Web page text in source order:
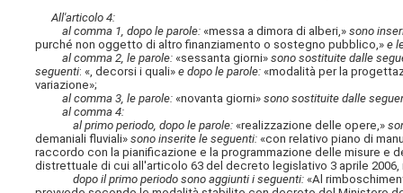
All'articolo 4:
al comma 1, dopo le parole:«messa a dimora di alberi,» sono
purché non oggetto di altro finanziamento o sostegno pubblico,»e
al comma 2, le parole:«sessanta giorni» sono sostituite dalle
seguenti: «, decorsi i quali» e dopo le parole:«modalità per la
variazione»;
al comma 3, le parole:«novanta giorni» sono sostituite dalle
al comma 4:
al primo periodo, dopo le parole: «realizzazione delle opere,»
demaniali fluviali»sono inserite le seguenti: «con relativo piano di
raccordo con la pianificazione e la programmazione delle misure
distrettuale di cui all'articolo 63 del decreto legislativo 3 aprile 2006,
dopo il primo periodo sono aggiunti i seguenti: «Al